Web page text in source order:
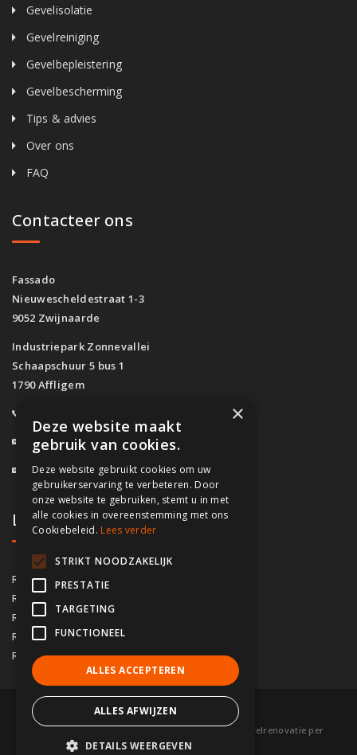
Gevelisolatie
Gevelreiniging
Gevelbepleistering
Gevelbescherming
Tips & advies
Over ons
FAQ
Contacteer ons
Fassado
Nieuwescheldestraat 1-3
9052 Zwijnaarde
Industriepark Zonnevallei
Schaapschuur 5 bus 1
1790 Affligem
info@fassado.be
BTW: BE 0700.617.934
Lokaal contact
Regio Antwerpen
Regio Brussel
Regio Gent 09/283.15.10
Regio Brugge 050/76.00.21
Regio Kortrijk 056/92.10.73
© 2026 Fassado |Voorwaarden|Sitemap
Gevelrenovatie per
gemeente|Partners
×
Deze website maakt
gebruik van cookies.
Deze website gebruikt cookies om uw
gebruikerservaring te verbeteren. Door
onze website te gebruiken, stemt u in met
alle cookies in overeenstemming met ons
Cookiebeleid. Lees verder
STRIKT NOODZAKELIJK
PRESTATIE
TARGETING
FUNCTIONEEL
ALLES ACCEPTEREN
ALLES AFWIJZEN
DETAILS WEERGEVEN